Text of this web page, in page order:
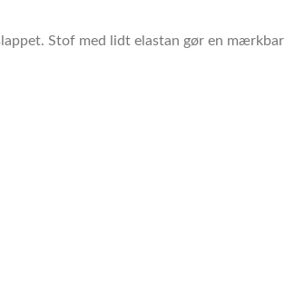
Stof med lidt elastan gør en mærkbar